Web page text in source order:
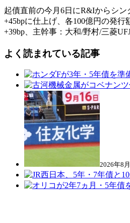
起債直前の今月6日にR&Iからシ
+45bpに仕上げ、各100億円の発
+39bp、主幹事：大和/野村/三菱
よく読まれている記事
2026年8